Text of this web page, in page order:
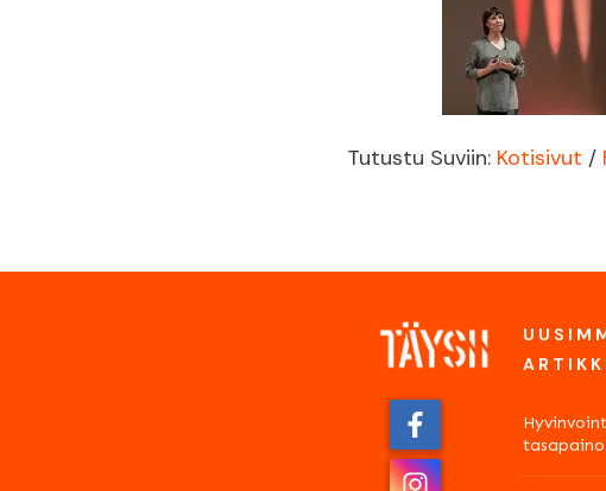
Tutustu Suviin: Kotisivut /